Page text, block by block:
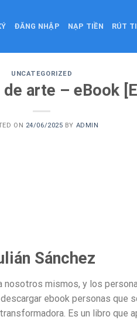
ĐĂNG NHẬP NẠP TIỀN RÚT
UNCATEGORIZED
arte – eBook
ON 24/06/2025 BY ADMIN
Sánchez
mismos, y los
ebook personas que
Es un libro que